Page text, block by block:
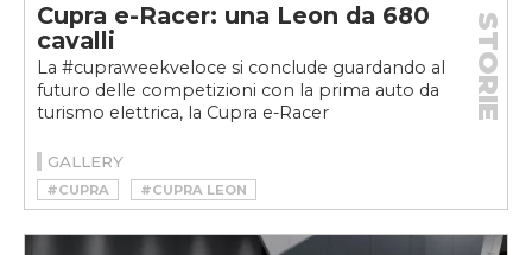
Cupra e-Racer: una Leon da 680
cavalli
La #cupraweekveloce si conclude guardando al
futuro delle competizioni con la prima auto da
turismo elettrica, la Cupra e-Racer
STORIE
GALLERY
#CUPRA
#CUPRA LEON
#CUPRA LEON E-RACER
#CUPRAWEEKVELOCE
#ETCR
#EV